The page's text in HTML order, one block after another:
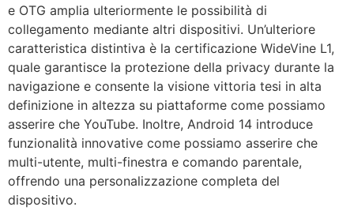
e OTG amplia ulteriormente le possibilità di
collegamento mediante altri dispositivi. Un’ulteriore
caratteristica distintiva è la certificazione WideVine L1,
quale garantisce la protezione della privacy durante la
navigazione e consente la visione vittoria tesi in alta
definizione in altezza su piattaforme come possiamo
asserire che YouTube. Inoltre, Android 14 introduce
funzionalità innovative come possiamo asserire che
multi-utente, multi-finestra e comando parentale,
offrendo una personalizzazione completa del
dispositivo.